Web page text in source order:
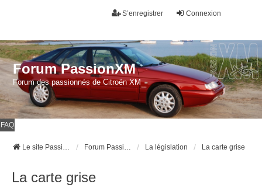
Connexion
S’enregistrer
Forum PassionXM
Forum des passionnés de Citroën XM
FAQ
Le site Passion XM Forum Passion XM La législation La carte grise
La carte grise